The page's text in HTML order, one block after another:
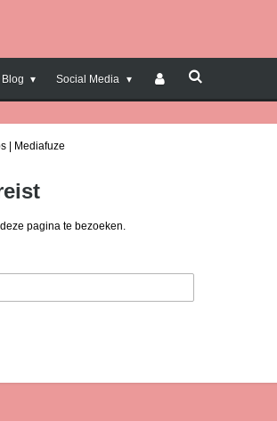
Blog Social Media
| Mediafuze
pagina te bezoeken.